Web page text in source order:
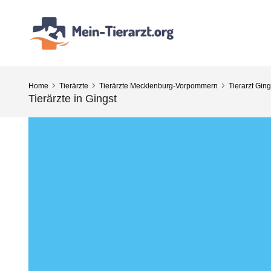
Home Tierärzte Tierärzte Mecklenburg-Vorpommern Tierarzt
Tierärzte in Gingst